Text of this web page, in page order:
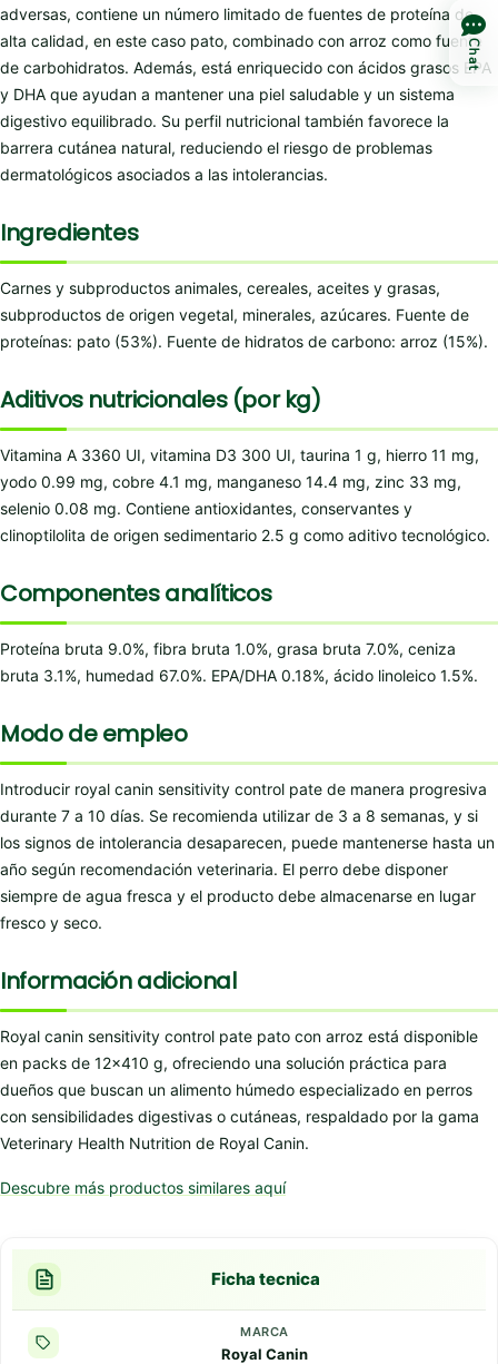
adversas, contiene un número limitado de fuentes de proteína de
alta calidad, en este caso pato, combinado con arroz como fuente
de carbohidratos. Además, está enriquecido con ácidos grasos EPA
y DHA que ayudan a mantener una piel saludable y un sistema
digestivo equilibrado. Su perfil nutricional también favorece la
barrera cutánea natural, reduciendo el riesgo de problemas
dermatológicos asociados a las intolerancias.
Ingredientes
Carnes y subproductos animales, cereales, aceites y grasas,
subproductos de origen vegetal, minerales, azúcares. Fuente de
proteínas: pato (53%). Fuente de hidratos de carbono: arroz (15%).
Aditivos nutricionales (por kg)
Vitamina A 3360 UI, vitamina D3 300 UI, taurina 1 g, hierro 11 mg,
yodo 0.99 mg, cobre 4.1 mg, manganeso 14.4 mg, zinc 33 mg,
selenio 0.08 mg. Contiene antioxidantes, conservantes y
clinoptilolita de origen sedimentario 2.5 g como aditivo tecnológico.
Componentes analíticos
Proteína bruta 9.0%, fibra bruta 1.0%, grasa bruta 7.0%, ceniza
bruta 3.1%, humedad 67.0%. EPA/DHA 0.18%, ácido linoleico 1.5%.
Modo de empleo
Introducir royal canin sensitivity control pate de manera progresiva
durante 7 a 10 días. Se recomienda utilizar de 3 a 8 semanas, y si
los signos de intolerancia desaparecen, puede mantenerse hasta un
año según recomendación veterinaria. El perro debe disponer
siempre de agua fresca y el producto debe almacenarse en lugar
fresco y seco.
Información adicional
Royal canin sensitivity control pate pato con arroz está disponible
en packs de 12×410 g, ofreciendo una solución práctica para
dueños que buscan un alimento húmedo especializado en perros
con sensibilidades digestivas o cutáneas, respaldado por la gama
Veterinary Health Nutrition de Royal Canin.
Descubre más productos similares aquí
Ficha tecnica
MARCA
Royal Canin
Chat